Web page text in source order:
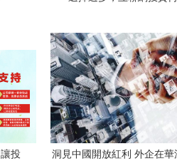
投
洞見中國開放紅利 外企在